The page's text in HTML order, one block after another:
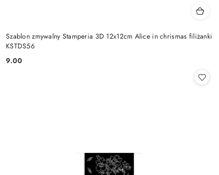
Szablon zmywalny Stamperia 3D 12x12cm Alice in chrismas filiżanki
KSTDS56
Cena:
9.00